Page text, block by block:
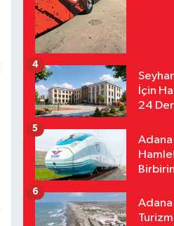
İçin
24
4
5
6